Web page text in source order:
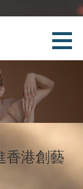
香港創藝